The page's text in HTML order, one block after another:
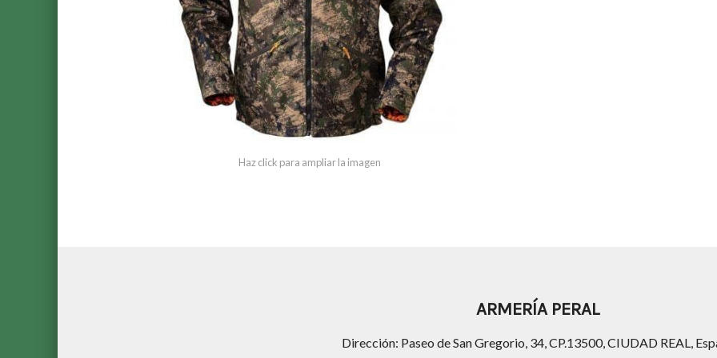
Haz click para ampliar la imagen
ARMERÍA PERAL
Dirección: Paseo de San Gregorio, 34, CP.13500, CIUDAD REAL,